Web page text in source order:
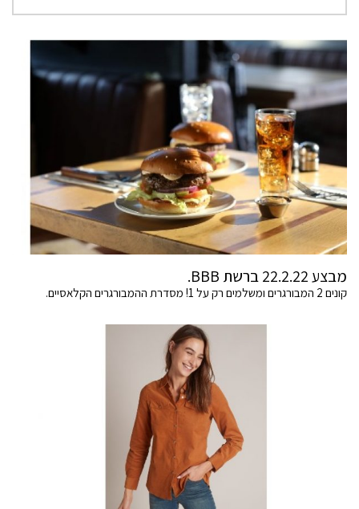
מבצע 22.2.22 ברשת BBB.
קונים 2 המבורגרים ומשלמים רק על 1! מסדרת ההמבורגרים הקלאסיים.